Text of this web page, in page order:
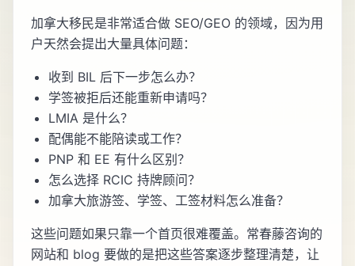
加拿大移民是非常适合做 SEO/GEO 的领域，因为用
户天然会提出大量具体问题：
收到 BIL 后下一步怎么办？
学签被拒后还能重新申请吗？
LMIA 是什么？
配偶能不能陪读或工作？
PNP 和 EE 有什么区别？
怎么选择 RCIC 持牌顾问？
加拿大旅游签、学签、工签材料怎么准备？
这些问题如果只靠一个首页很难覆盖。常春藤咨询的
网站和 blog 要做的是把这些答案逐步整理清楚，让